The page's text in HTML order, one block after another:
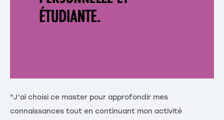
"J’ai choisi ce master pour approfondir mes
connaissances tout en continuant mon activité